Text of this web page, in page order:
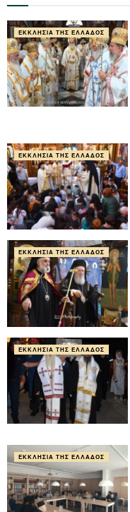
ΕΚΚΛΗΣΊΑ ΤΗΣ ΕΛΛΆΔΟΣ
ΕΚΚΛΗΣΊΑ ΤΗΣ ΕΛΛΆΔΟΣ
ΕΚΚΛΗΣΊΑ ΤΗΣ ΕΛΛΆΔΟΣ
ΕΚΚΛΗΣΊΑ ΤΗΣ ΕΛΛΆΔΟΣ
ΕΚΚΛΗΣΊΑ ΤΗΣ ΕΛΛΆΔΟΣ